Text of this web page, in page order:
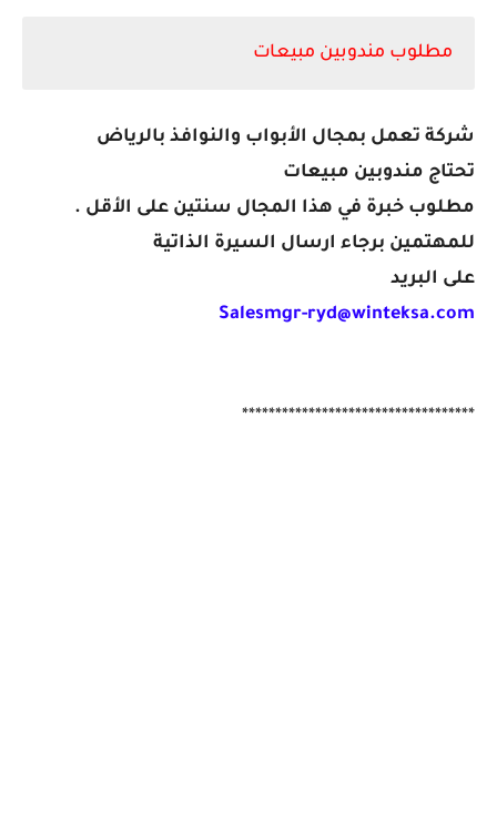
مطلوب مندوبين مبيعات
شركة تعمل بمجال الأبواب والنوافذ بالرياض
تحتاج مندوبين مبيعات
مطلوب خبرة في هذا المجال سنتين على الأقل .
للمهتمين برجاء ارسال السيرة الذاتية
على البريد
Salesmgr-ryd@winteksa.com
***********************************